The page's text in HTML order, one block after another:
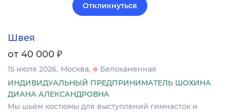
Откликнуться
Швея
от 40 000 ₽
15 июля 2026 Москва
Белокаменная
ИНДИВИДУАЛЬНЫЙ ПРЕДПРИНИМАТЕЛЬ ШОХИНА
ДИАНА АЛЕКСАНДРОВНА
Мы шьём костюмы для выступлений гимнасток и